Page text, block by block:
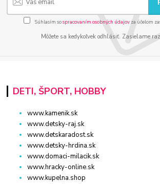
Súhlasím sospracovaním osobných údajov za účelom
Môžete sa kedykoľvek odhlásiť. Zasielame
DETI, ŠPORT, HOBBY
www.kamenik.sk
www.detsky-raj.sk
www.detskaradost.sk
www.detsky-hrdina.sk
www.domaci-milacik.sk
www.hracky-online.sk
www.kupelna.shop